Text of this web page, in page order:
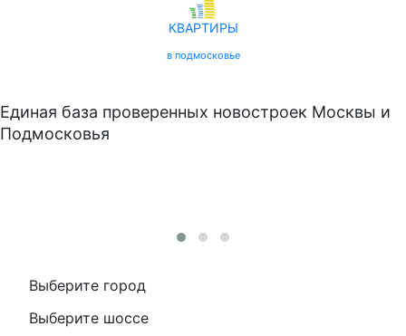
КВАРТИРЫ
в подмосковье
Единая база проверенных новостроек Москвы и
Подмосковья
Выберите город
Выберите шоссе